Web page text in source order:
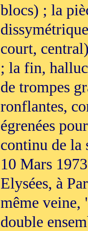
blocs) ; la
court,
; la fin,
de trompes
ronflantes,
égrenées
continu de la
10 Mars
Elysées, à
même
double